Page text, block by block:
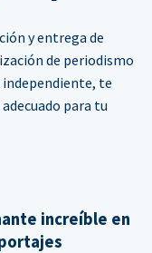
y entrega de
de periodismo
te
para tu
increíble en